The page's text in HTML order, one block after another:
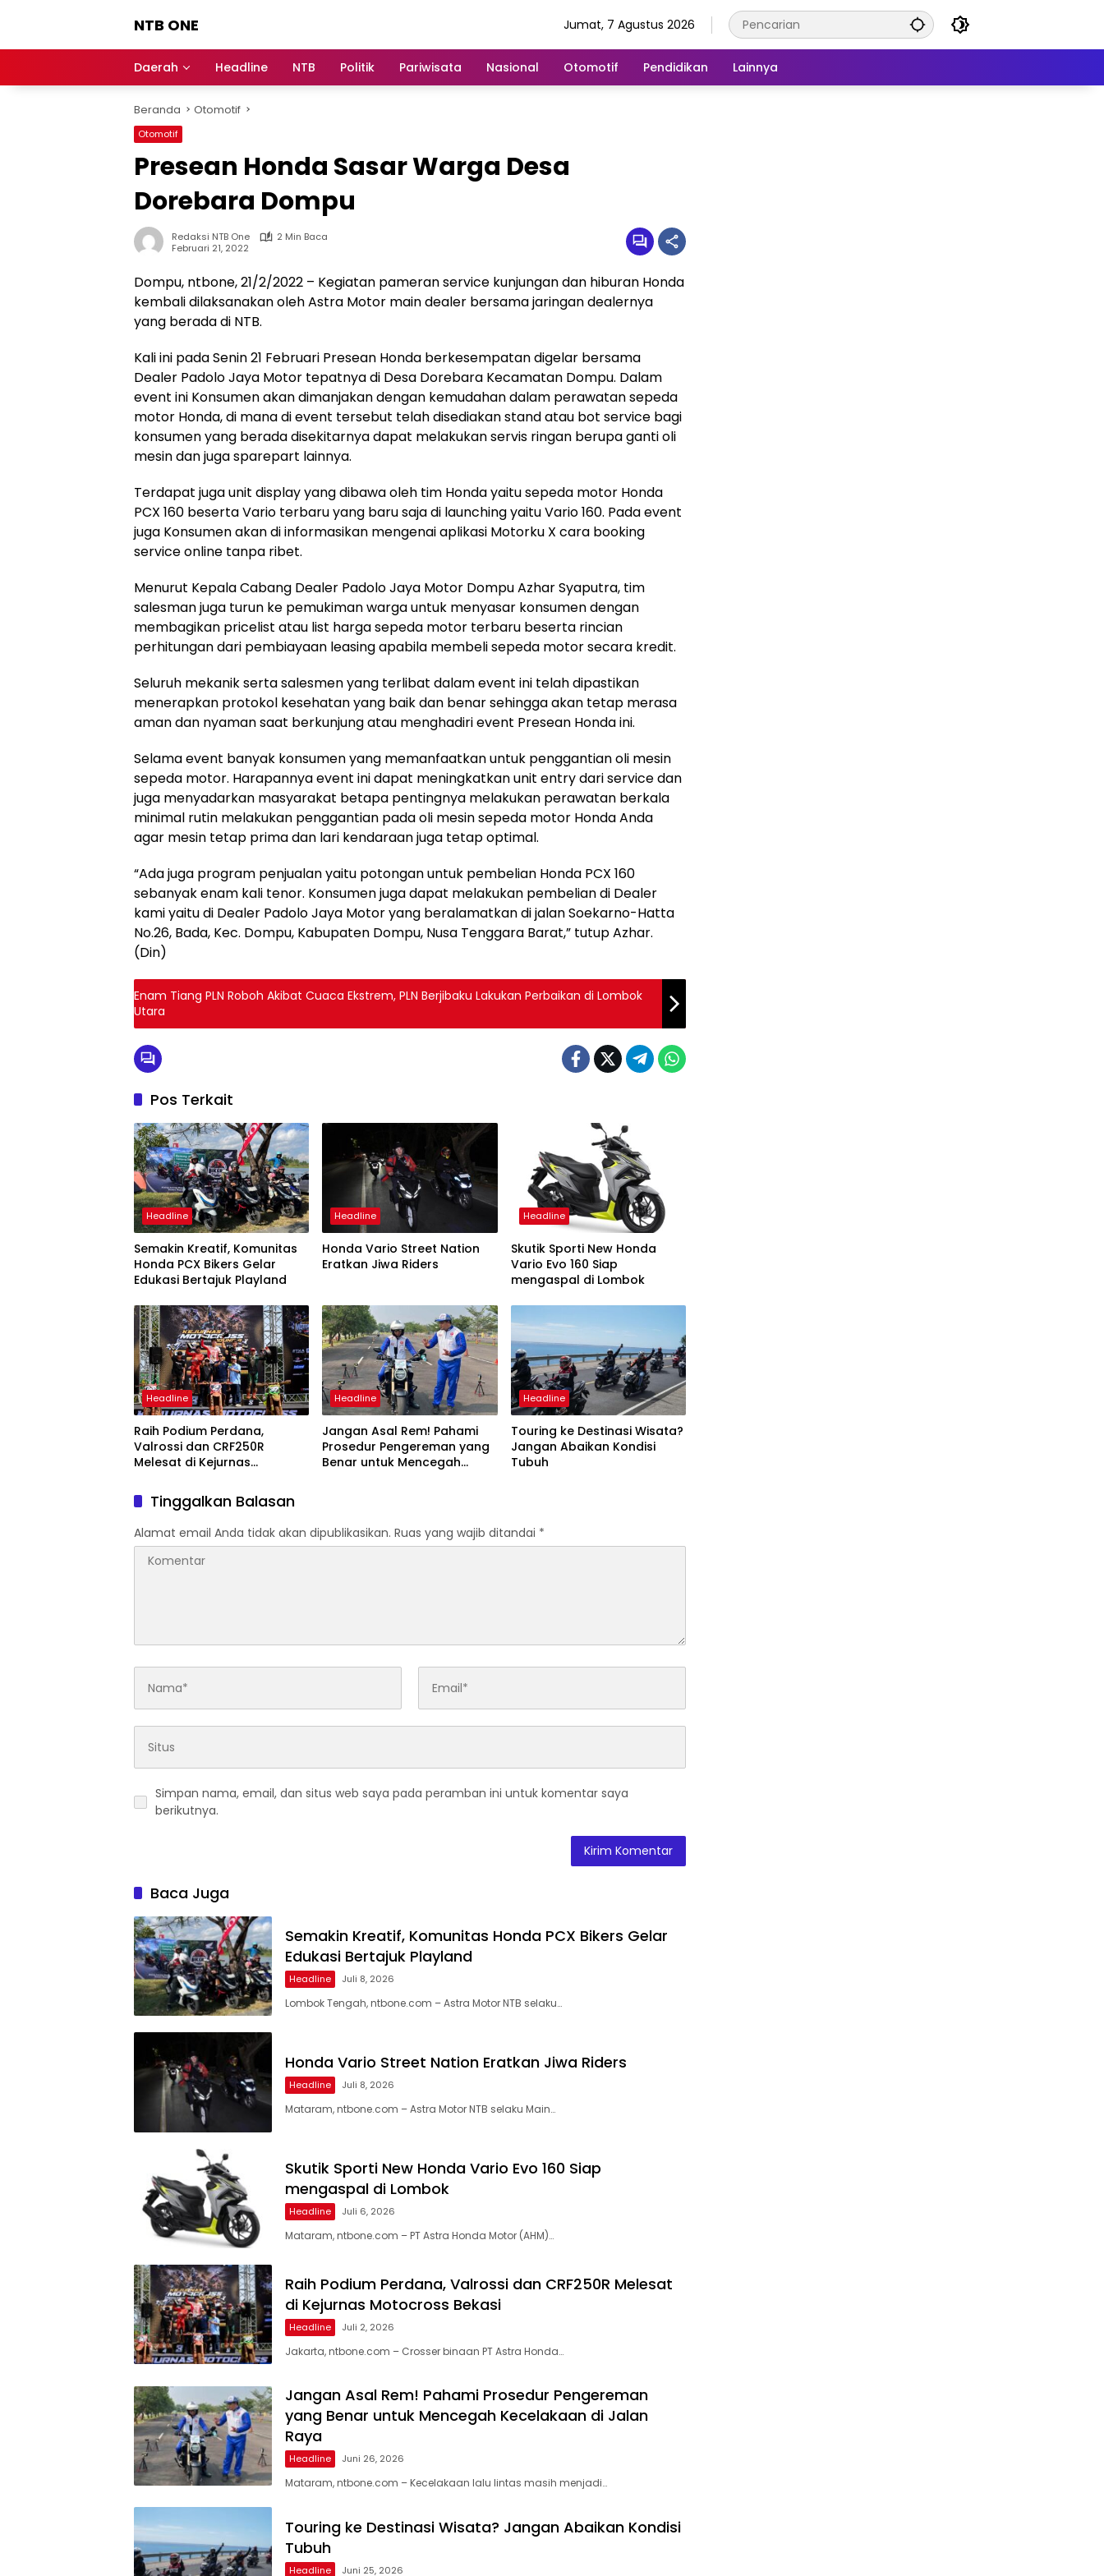
NTB ONE
dan
Berita
Lombok
Jumat, 7 Agustus 2026
Daerah Headline NTB Politik Pariwisata Nasional Otomotif Pendidikan Lainnya
Beranda Otomotif
Otomotif
Presean Honda Sasar Warga Desa
Dorebara Dompu
Redaksi NTB One
2 Min Baca
Februari 21, 2022
Dompu, ntbone, 21/2/2022 – Kegiatan pameran service kunjungan dan hiburan Honda
kembali dilaksanakan oleh Astra Motor main dealer bersama jaringan dealernya
yang berada di NTB.
Kali ini pada Senin 21 Februari Presean Honda berkesempatan digelar bersama
Dealer Padolo Jaya Motor tepatnya di Desa Dorebara Kecamatan Dompu. Dalam
event ini Konsumen akan dimanjakan dengan kemudahan dalam perawatan sepeda
motor Honda, di mana di event tersebut telah disediakan stand atau bot service bagi
konsumen yang berada disekitarnya dapat melakukan servis ringan berupa ganti oli
mesin dan juga sparepart lainnya.
Terdapat juga unit display yang dibawa oleh tim Honda yaitu sepeda motor Honda
PCX 160 beserta Vario terbaru yang baru saja di launching yaitu Vario 160. Pada event
juga Konsumen akan di informasikan mengenai aplikasi Motorku X cara booking
service online tanpa ribet.
Menurut Kepala Cabang Dealer Padolo Jaya Motor Dompu Azhar Syaputra, tim
salesman juga turun ke pemukiman warga untuk menyasar konsumen dengan
membagikan pricelist atau list harga sepeda motor terbaru beserta rincian
perhitungan dari pembiayaan leasing apabila membeli sepeda motor secara kredit.
Seluruh mekanik serta salesmen yang terlibat dalam event ini telah dipastikan
menerapkan protokol kesehatan yang baik dan benar sehingga akan tetap merasa
aman dan nyaman saat berkunjung atau menghadiri event Presean Honda ini.
Selama event banyak konsumen yang memanfaatkan untuk penggantian oli mesin
sepeda motor. Harapannya event ini dapat meningkatkan unit entry dari service dan
juga menyadarkan masyarakat betapa pentingnya melakukan perawatan berkala
minimal rutin melakukan penggantian pada oli mesin sepeda motor Honda Anda
agar mesin tetap prima dan lari kendaraan juga tetap optimal.
“Ada juga program penjualan yaitu potongan untuk pembelian Honda PCX 160
sebanyak enam kali tenor. Konsumen juga dapat melakukan pembelian di Dealer
kami yaitu di Dealer Padolo Jaya Motor yang beralamatkan di jalan Soekarno-Hatta
No.26, Bada, Kec. Dompu, Kabupaten Dompu, Nusa Tenggara Barat,” tutup Azhar.
(Din)
Enam Tiang PLN Roboh Akibat Cuaca Ekstrem, PLN Berjibaku Lakukan Perbaikan di Lombok
Utara
Pos Terkait
Headline
Semakin Kreatif, Komunitas
Honda PCX Bikers Gelar
Edukasi Bertajuk Playland
Headline
Honda Vario Street Nation
Eratkan Jiwa Riders
Headline
Skutik Sporti New Honda
Vario Evo 160 Siap
mengaspal di Lombok
Headline
Raih Podium Perdana,
Valrossi dan CRF250R
Melesat di Kejurnas
Headline
Jangan Asal Rem! Pahami
Prosedur Pengereman yang
Benar untuk Mencegah
Headline
Touring ke Destinasi Wisata?
Jangan Abaikan Kondisi
Tubuh
Tinggalkan Balasan
Alamat email Anda tidak akan dipublikasikan. Ruas yang wajib ditandai *
Simpan nama, email, dan situs web saya pada peramban ini untuk komentar saya
berikutnya.
Baca Juga
Semakin Kreatif, Komunitas Honda PCX Bikers Gelar
Edukasi Bertajuk Playland
Headline Juli 8, 2026
Lombok Tengah, ntbone.com – Astra Motor NTB selaku…
Honda Vario Street Nation Eratkan Jiwa Riders
Headline Juli 8, 2026
Mataram, ntbone.com – Astra Motor NTB selaku Main…
Skutik Sporti New Honda Vario Evo 160 Siap
mengaspal di Lombok
Headline Juli 6, 2026
Mataram, ntbone.com – PT Astra Honda Motor (AHM)…
Raih Podium Perdana, Valrossi dan CRF250R Melesat
di Kejurnas Motocross Bekasi
Headline Juli 2, 2026
Jakarta, ntbone.com – Crosser binaan PT Astra Honda…
Jangan Asal Rem! Pahami Prosedur Pengereman
yang Benar untuk Mencegah Kecelakaan di Jalan
Raya
Headline Juni 26, 2026
Mataram, ntbone.com – Kecelakaan lalu lintas masih menjadi…
Touring ke Destinasi Wisata? Jangan Abaikan Kondisi
Tubuh
Headline Juni 25, 2026